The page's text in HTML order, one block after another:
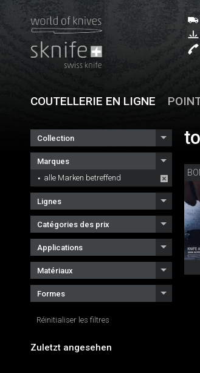
COUTELLERIE EN LIGNE
Collection
Marques
alle Marken betreffend
Lignes
Catégories des prix
Applications
Matériaux
Formes
Réinitialiser les filtres
Zuletzt angesehen